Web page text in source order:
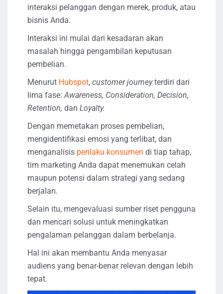
interaksi pelanggan dengan merek, produk, atau
bisnis Anda.
Interaksi ini mulai dari kesadaran akan
masalah hingga pengambilan keputusan
pembelian.
Menurut Hubspot, customer journeyterdiri dari
lima fase:Awareness, Consideration, Decision,
Retention, dan Loyalty.
Dengan memetakan proses pembelian,
mengidentifikasi emosi yang terlibat, dan
menganalisis perilaku konsumen di tiap tahap,
tim marketing Anda dapat menemukan celah
maupun potensi dalam strategi yang sedang
berjalan.
Selain itu, mengevaluasi sumber riset pengguna
dan mencari solusi untuk meningkatkan
pengalaman pelanggan dalam berbelanja.
Hal ini akan membantu Anda menyasar
audiens yang benar-benar relevan dengan lebih
tepat.